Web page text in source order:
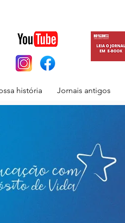
história Jornais antigos